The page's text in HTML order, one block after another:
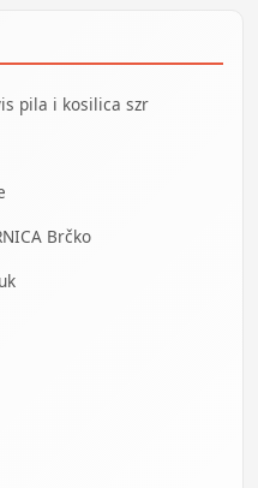
pila i kosilica szr
Brčko